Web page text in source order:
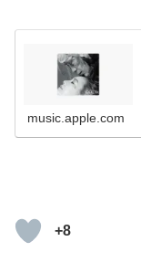
music.apple.com
+8